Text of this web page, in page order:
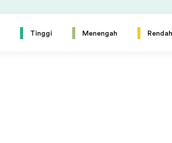
Tinggi Menengah Rendah